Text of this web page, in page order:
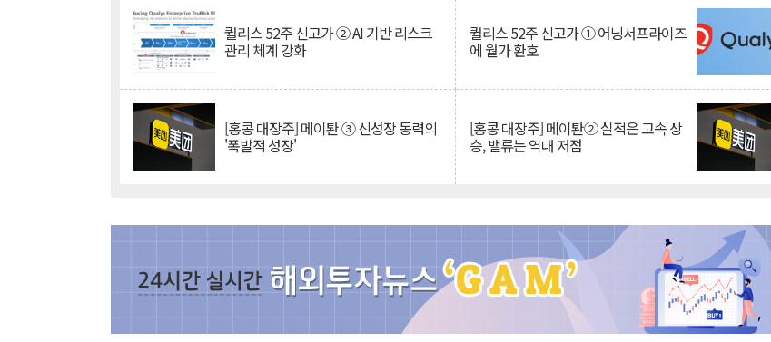
퀄리스 52주 신고가 ② AI 기반 리스크
관리 체계 강화
퀄리스 52주 신고가 ① 어닝서프라이즈
에 월가 환호
[홍콩 대장주] 메이퇀 ③ 신성장 동력의
'폭발적 성장'
[홍콩 대장주] 메이퇀② 실적은 고속 상
승, 밸류는 역대 저점